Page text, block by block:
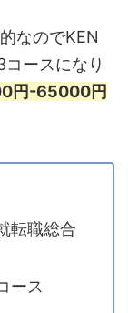
なのでKEN
ースになり
円-65000円
転職総合
ース